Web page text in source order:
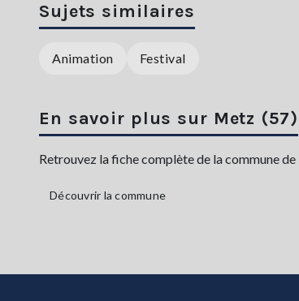
Sujets similaires
Animation Festival
En savoir plus sur Metz (57)
Retrouvez la fiche complète de la commune
Découvrir la commune